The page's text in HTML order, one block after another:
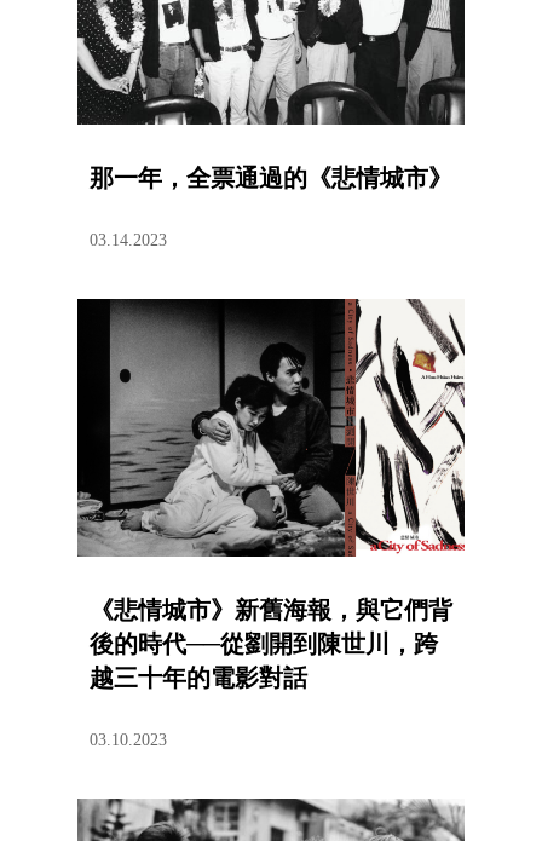
那一年，全票通過的《悲情城市》
03.14.2023
《悲情城市》新舊海報，與它們背
後的時代──從劉開到陳世川，跨
越三十年的電影對話
03.10.2023